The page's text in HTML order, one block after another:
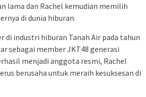
lama dan Rachel kemudian memilih
di dunia hiburan.
di industri hiburan Tanah Air pada tahun
sebagai member JKT48 generasi
menjadi anggota resmi, Rachel
berusaha untuk meraih kesuksesan di